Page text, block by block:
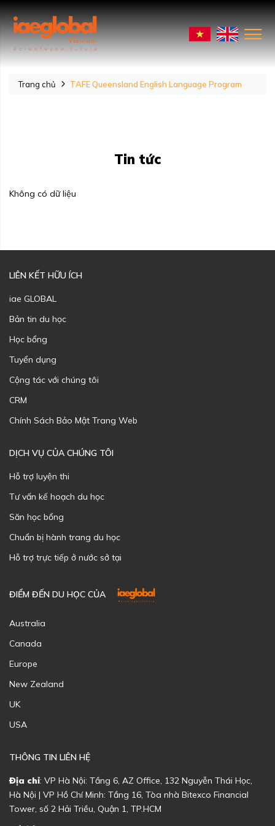
Trang chủ TAFE Queensland English Language Program
Tin tức
Không có dữ liệu
LIÊN KẾT HỮU ÍCH
iae GLOBAL
Bản tin du học
Học bổng
Tuyển dụng
Cộng tác với chúng tôi
CRM
Chính Sách Bảo Mật Trang Web
DỊCH VỤ CỦA CHÚNG TÔI
Hỗ trợ luyện thi
Tư vấn kế hoạch du học
Săn học bổng
Chuẩn bị hành trang du học
Hỗ trợ trực tiếp ở nước sở tại
ĐIỂM ĐẾN DU HỌC CỦA
Australia
Canada
Europe
New Zealand
UK
USA
THÔNG TIN LIÊN HỆ
Địa chỉ: VP Hà Nội: Tầng 6, AZ Office, 132 Nguyễn Thái Học,
Hà Nội | VP Hồ Chí Minh: Tầng 16, Tòa nhà Bitexco Financial
Tower, số 2 Hải Triều, Quận 1, TP.HCM